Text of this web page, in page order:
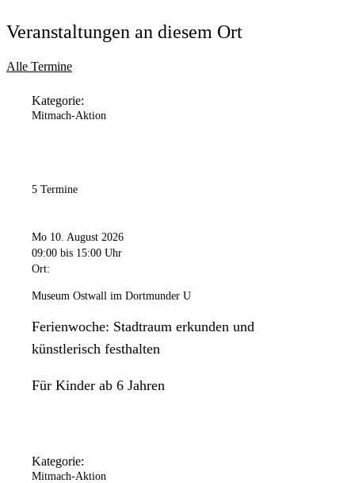
Veranstaltungen an diesem Ort
Alle Termine
Kategorie:
Mitmach-Aktion
5 Termine
Mo 10. August 2026
09:00 bis 15:00 Uhr
Ort:
Museum Ostwall im Dortmunder U
Ferienwoche: Stadtraum erkunden und
künstlerisch festhalten
Für Kinder ab 6 Jahren
Kategorie:
Mitmach-Aktion